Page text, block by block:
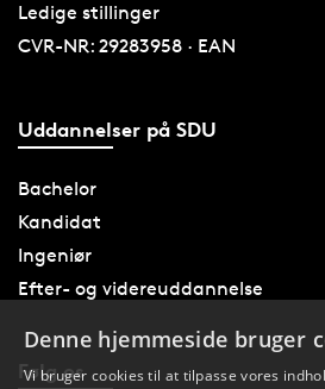
Ledige stillinger
CVR-NR: 29283958 · EAN
Uddannelser på SDU
Bachelor
Kandidat
Ingeniør
Efter- og videreuddannelse
Følg os
Denne hjemmeside bruger
Vi bruger cookies til at tilpasse vores